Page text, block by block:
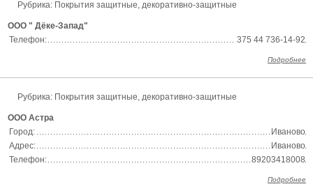
Рубрика: Покрытия защитные, декоративно-защитные
ООО " Дёке-Запад"
Телефон:
375 44 736-14-92
Подробнее
Рубрика: Покрытия защитные, декоративно-защитные
ООО Астра
Город:
Иваново
Адрес:
Иваново
Телефон:
89203418008
Подробнее